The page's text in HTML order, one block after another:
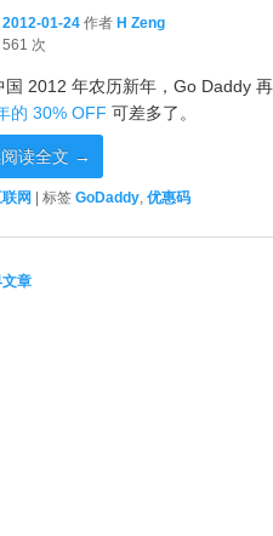
2012-01-24 作者 H Zeng
次
国 2012 年农历新年，Go Daddy
的 30% OFF 可差多了。
读全文 →
网 标签 GoDaddy, 优惠码
航章